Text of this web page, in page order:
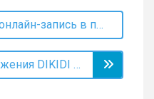
Как подключить онлайн-запись в приложении на Android?
Как установить приложения DIKIDI без Google Play